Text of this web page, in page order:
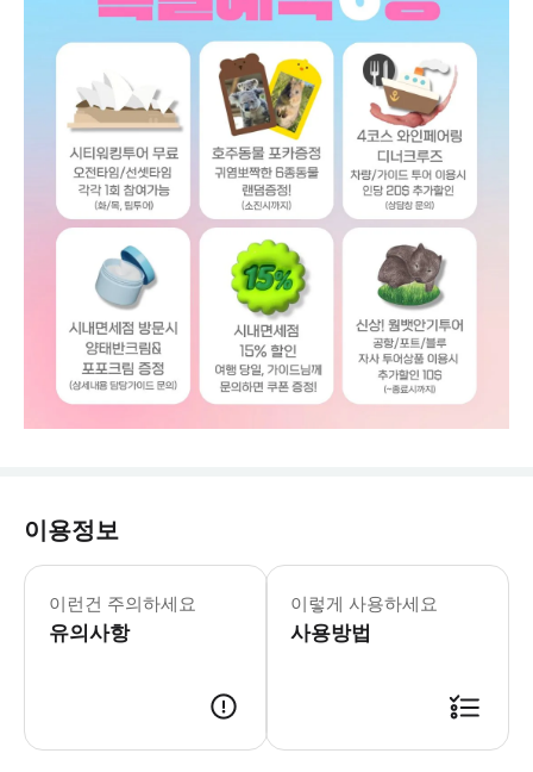
이용정보
이런건 주의하세요
유의사항
[준비물] - 선크림, 편한 복장, 편한 신
이렇게 사용하세요
사용방법